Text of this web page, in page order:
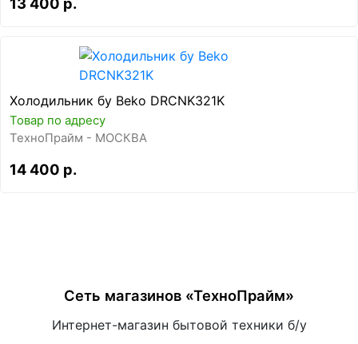
Холодильник бу Beko DRCNK321K
Товар по адресу
ТехноПрайм - МОСКВА
14 400 р.
Сеть магазинов «ТехноПрайм»
Интернет-магазин бытовой техники б/у